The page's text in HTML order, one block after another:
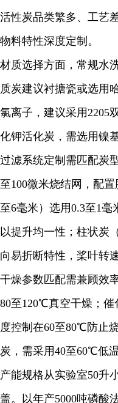
活性炭品类繁多、工艺
物料特性深度定制。
材质选择方面，常规水
质炭建议衬搪瓷或选用
氯离子，建议采用2205
化钾活化炭，需选用镍
过滤系统定制需匹配炭
至100微米烧结网，配
至6毫米）选用0.3至1
以提升均一性；柱状炭
向易折断特性，桨叶转
干燥参数匹配需兼顾效
80至120℃真空干燥；催
度控制在60至80℃防止
炭，需采用40至60℃低
产能规格从实验室50升
盖。以年产5000吨磷酸